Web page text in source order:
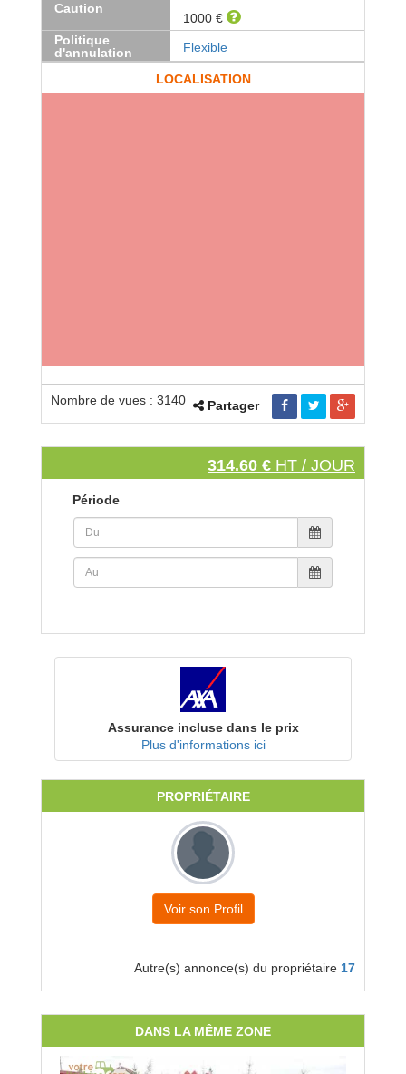
Caution
1000 €
Politique
d'annulation
Flexible
LOCALISATION
Nombre de vues : 3140 Partager
314.60 € HT / JOUR
Période
Assurance incluse dans le prix
Plus d'informations ici
PROPRIÉTAIRE
Voir son Profil
Autre(s) annonce(s) du propriétaire 17
DANS LA MÊME ZONE